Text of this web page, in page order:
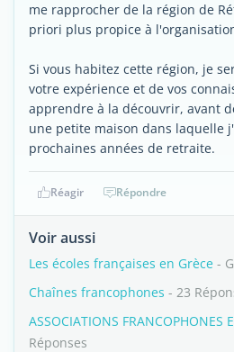
me rapprocher de la région de
priori plus propice à
Si vous habitez cette région, je
votre expérience et de vos
apprendre à la découvrir, avant
une petite maison dans laquelle
prochaines années de retraite.
Réagir Répondre
Voir aussi
Les écoles françaises en Grèce -
Chaînes francophones - 23
ASSOCIATIONS FRANCOPHONES
Réponses